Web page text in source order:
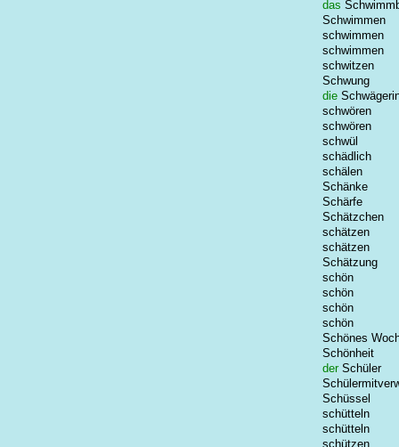
das
Schwimmen
schwimmen
schwimmen
schwitzen
Schwung
die
schwören
schwören
schwül
schädlich
schälen
Schänke
Schärfe
Schätzchen
schätzen
schätzen
Schätzung
schön
schön
schön
schön
Schönes
Schönheit
der Schüler
Schüssel
schütteln
schütteln
schützen